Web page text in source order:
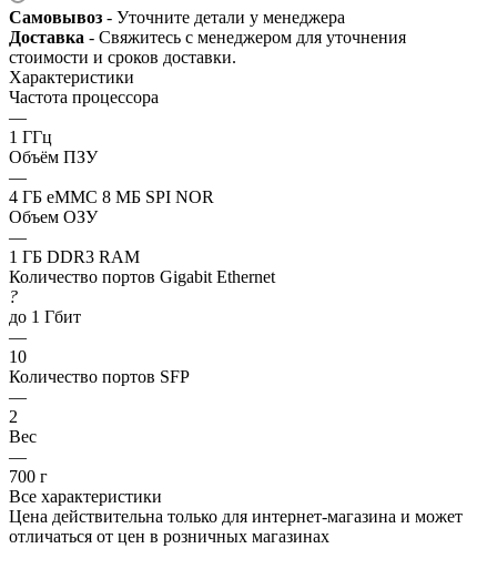
Самовывоз - Уточните детали у менеджера
Доставка - Свяжитесь с менеджером для уточнения
стоимости и сроков доставки.
Характеристики
Частота процессора
—
1 ГГц
Объём ПЗУ
—
4 ГБ eMMC 8 МБ SPI NOR
Объем ОЗУ
—
1 ГБ DDR3 RAM
Количество портов Gigabit Ethernet
?
до 1 Гбит
—
10
Количество портов SFP
—
2
Вес
—
700 г
Все характеристики
Цена действительна только для интернет-магазина и может
отличаться от цен в розничных магазинах